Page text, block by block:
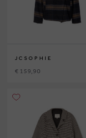
JCSOPHIE
€ 159,90